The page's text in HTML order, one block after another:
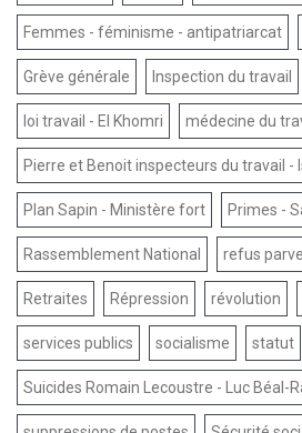
Femmes - féminisme - antipatriarcat
Grève générale Inspection du travail
loi travail - El Khomri médecine du
Pierre et Benoit inspecteurs du travail -
Plan Sapin - Ministère fort Primes -
Rassemblement National refus
Retraites Répression révolution
services publics socialisme statut
Suicides Romain Lecoustre - Luc Béal-